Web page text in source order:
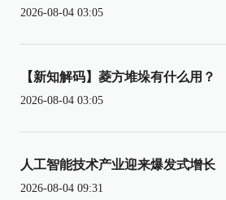
2026-08-04 03:05
【新知解码】菱方堆垛有什么用？
2026-08-04 03:05
人工智能技术产业迎来爆发式增长
2026-08-04 09:31